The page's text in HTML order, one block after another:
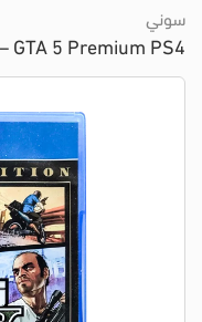
سوني
GTA 5 Premium PS4 – اسطوانه لعبة سوني جاتا 5